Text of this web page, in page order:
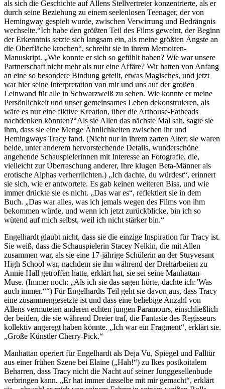
als sich die Geschichte auf Allens Stellvertreter konzentrierte, als er
durch seine Beziehung zu einem seelenlosen Teenager, der von
Hemingway gespielt wurde, zwischen Verwirrung und Bedrängnis
wechselte.“Ich habe den größten Teil des Films geweint, der Beginn
der Erkenntnis setzte sich langsam ein, als meine größten Ängste an
die Oberfläche krochen“, schreibt sie in ihrem Memoiren-
Manuskript. „Wie konnte er sich so gefühlt haben? Wie war unsere
Partnerschaft nicht mehr als nur eine Affäre? Wir hatten von Anfang
an eine so besondere Bindung geteilt, etwas Magisches, und jetzt
war hier seine Interpretation von mir und uns auf der großen
Leinwand für alle in Schwarzweiß zu sehen. Wie konnte er meine
Persönlichkeit und unser gemeinsames Leben dekonstruieren, als
wäre es nur eine fiktive Kreation, über die Arthouse-Fatheads
nachdenken könnten?“Als sie Allen das nächste Mal sah, sagte sie
ihm, dass sie eine Menge Ähnlichkeiten zwischen ihr und
Hemingways Tracy fand. (Nicht nur in ihrem zarten Alter; sie waren
beide, unter anderem hervorstechende Details, wunderschöne
angehende Schauspielerinnen mit Interesse an Fotografie, die,
vielleicht zur Überraschung anderer, Ihre klugen Beta-Männer als
erotische Alphas verherrlichten.) „Ich dachte, du würdest“, erinnert
sie sich, wie er antwortete. Es gab keinen weiteren Biss, und wie
immer drückte sie es nicht. „Das war es“, reflektiert sie in dem
Buch. „Das war alles, was ich jemals wegen des Films von ihm
bekommen würde, und wenn ich jetzt zurückblicke, bin ich so
wütend auf mich selbst, weil ich nicht stärker bin.“
Engelhardt glaubt nicht, dass sie die einzige Inspiration für Tracy ist.
Sie weiß, dass die Schauspielerin Stacey Nelkin, die mit Allen
zusammen war, als sie eine 17-jährige Schülerin an der Stuyvesant
High School war, nachdem sie ihn während der Dreharbeiten zu
Annie Hall getroffen hatte, erklärt hat, sie sei seine Manhattan-
Muse. (Immer noch: „Als ich sie das sagen hörte, dachte ich:’Was
auch immer.““) Für Engelhardts Teil geht sie davon aus, dass Tracy
eine zusammengesetzte ist und dass eine beliebige Anzahl von
Allens vermuteten anderen echten jungen Paramours, einschließlich
der beiden, die sie während Dreier traf, die Fantasie des Regisseurs
kollektiv angeregt haben könnte. „Ich war ein Fragment“, erklärt sie.
„Große Künstler Cherry-Pick.“
Manhattan operiert für Engelhardt als Deja Vu, Spiegel und Falltür
aus einer frühen Szene bei Elaine („Hah!“) zu Ikes postkoitalem
Beharren, dass Tracy nicht die Nacht auf seiner Junggesellenbude
verbringen kann. „Er hat immer dasselbe mit mir gemacht“, erklärt